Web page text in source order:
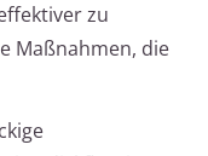
zu
Maßnahmen, die